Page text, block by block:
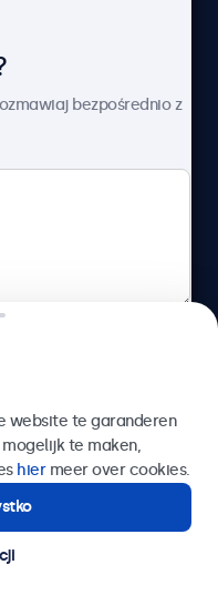
bezpośrednio z
22 397 04 43
website te garanderen
te maken,
hiermeer over cookies.